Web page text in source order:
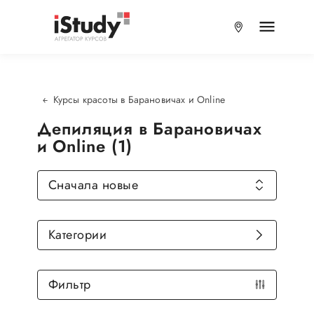
Курсы красоты в Барановичах и Online
Депиляция в Барановичах
и Online (1)
Сначала новые
Категории
Фильтр